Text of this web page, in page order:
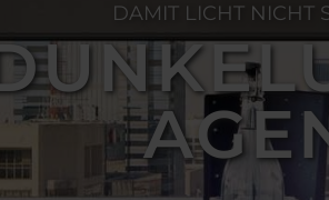
DAMIT LICHT NICHT